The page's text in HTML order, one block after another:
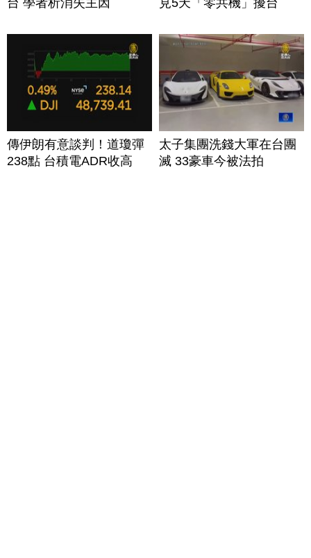
台 學者析消失主因
見5天「零共機」擾台
傳伊朗有意談判！道瓊彈
238點 台積電ADR收高
太子集團洗錢大軍在台團
滅 33豪車今被法拍